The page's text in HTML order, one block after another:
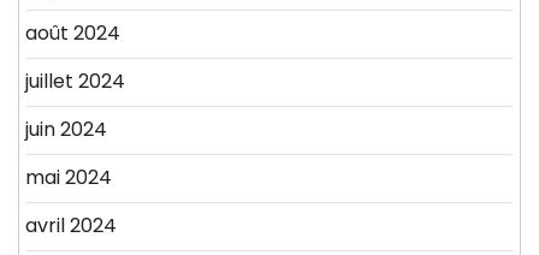
août 2024
juillet 2024
juin 2024
mai 2024
avril 2024